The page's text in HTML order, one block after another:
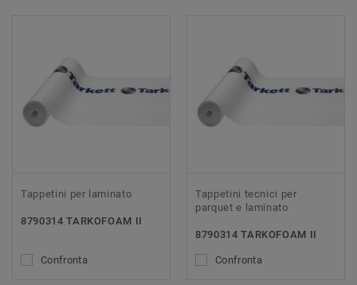
Tappetini per laminato
8790314 TARKOFOAM II
Confronta
Tappetini tecnici per
parquet e laminato
8790314 TARKOFOAM II
Confronta